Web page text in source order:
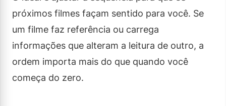
próximos filmes façam sentido para você. Se
um filme faz referência ou carrega
informações que alteram a leitura de outro, a
ordem importa mais do que quando você
começa do zero.